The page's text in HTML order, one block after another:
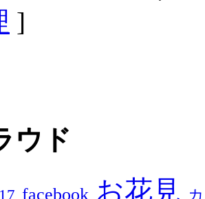
]
ウド
facebook お花見